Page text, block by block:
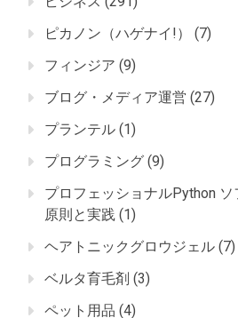
ピカノン（ハゲナイ!）
(7)
フィンジア (9)
ブログ・メディア運営 (27)
プランテル (1)
プログラミング (9)
プロフェッショナルPython
原則と実践 (1)
ヘアトニックグロウジェル (7)
ベルタ育毛剤 (3)
ペット用品 (4)